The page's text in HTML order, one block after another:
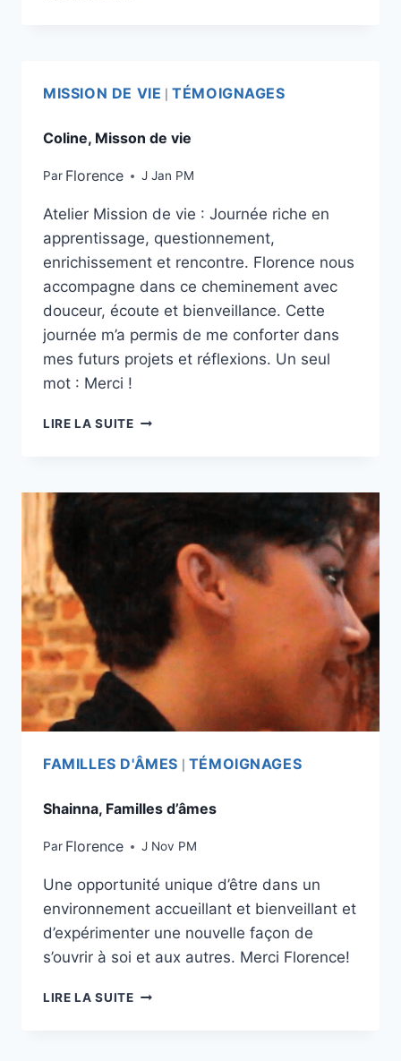
MISSION DE VIE |TÉMOIGNAGES
Coline, Misson de vie
Par Florence J Jan PM
Atelier Mission de vie : Journée riche en
apprentissage, questionnement,
enrichissement et rencontre. Florence nous
accompagne dans ce cheminement avec
douceur, écoute et bienveillance. Cette
journée m’a permis de me conforter dans
mes futurs projets et réflexions. Un seul
mot : Merci !
LIRE LA SUITE
FAMILLES D'ÂMES TÉMOIGNAGES
Shainna, Familles d’âmes
Par Florence J Nov PM
Une opportunité unique d’être dans un
environnement accueillant et bienveillant et
d’expérimenter une nouvelle façon de
s’ouvrir à soi et aux autres. Merci Florence!
LIRE LA SUITE